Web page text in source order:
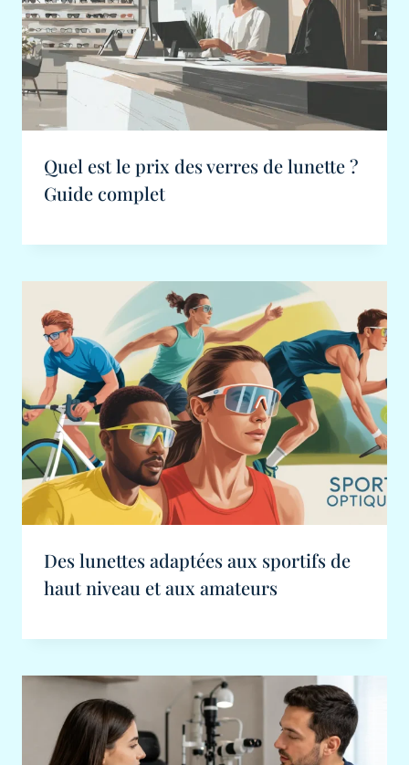
Quel est le prix des verres de lunette ?
Guide complet
Des lunettes adaptées aux sportifs de
haut niveau et aux amateurs